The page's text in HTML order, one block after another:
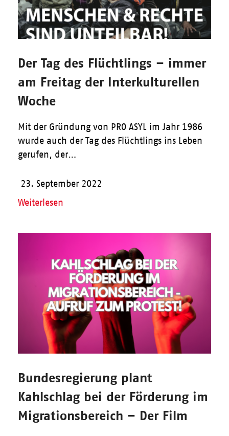
Der Tag des Flüchtlings – immer
am Freitag der Interkulturellen
Woche
Mit der Gründung von PRO ASYL im Jahr 1986
wurde auch der Tag des Flüchtlings ins Leben
gerufen, der…
23. September 2022
Weiterlesen
Bundesregierung plant
Kahlschlag bei der Förderung im
Migrationsbereich – Der Film